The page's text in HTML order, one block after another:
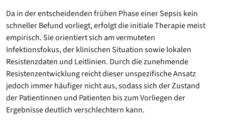
Da in der entscheidenden frühen Phase einer Sepsis kein
schneller Befund vorliegt, erfolgt die initiale Therapie meist
empirisch. Sie orientiert sich am vermuteten
Infektionsfokus, der klinischen Situation sowie lokalen
Resistenzdaten und Leitlinien. Durch die zunehmende
Resistenzentwicklung reicht dieser unspezifische Ansatz
jedoch immer häufiger nicht aus, sodass sich der Zustand
der Patientinnen und Patienten bis zum Vorliegen der
Ergebnisse deutlich verschlechtern kann.